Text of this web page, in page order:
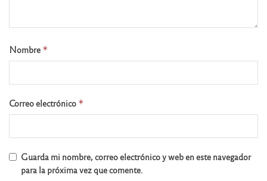
Nombre *
Correo electrónico *
Guarda mi nombre, correo electrónico y web en este navegador
para la próxima vez que comente.